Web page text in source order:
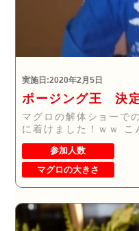
実施日:2020年2月5日
ポージング王 決定
マグロの解体ショーで
に着
参加人数
マグロの大きさ